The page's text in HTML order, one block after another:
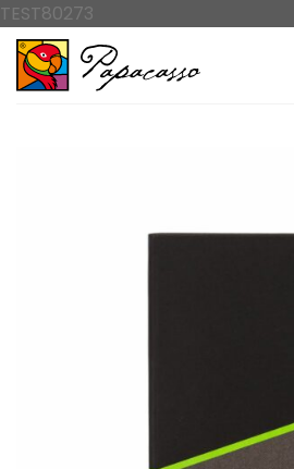
TEST80273
atla